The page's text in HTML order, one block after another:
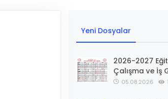
Yeni Dosyalar
2026-2027
Çalışma ve İş
05.08.2026